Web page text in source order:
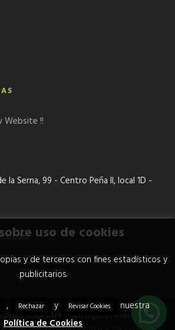
Website !!
la Serna, 99 - Centro Peña II, local 1D -
COMPANY ® All rights reserved.
uso de cookies
y de terceros con fines estadísticos y
publicitarios.
, Rechazar y Revisar Cookies
nuestra
Política de Cookies